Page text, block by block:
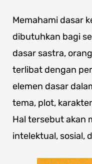
Memahami dasar
dibutuhkan bagi
dasar sastra,
terlibat dengan
elemen dasar
tema, plot,
Hal tersebut akan
intelektual, sosial,